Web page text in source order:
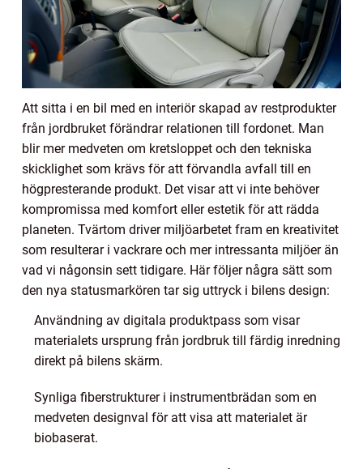
Att sitta i en bil med en interiör skapad av restprodukter
från jordbruket förändrar relationen till fordonet. Man
blir mer medveten om kretsloppet och den tekniska
skicklighet som krävs för att förvandla avfall till en
högpresterande produkt. Det visar att vi inte behöver
kompromissa med komfort eller estetik för att rädda
planeten. Tvärtom driver miljöarbetet fram en kreativitet
som resulterar i vackrare och mer intressanta miljöer än
vad vi någonsin sett tidigare. Här följer några sätt som
den nya statusmarkören tar sig uttryck i bilens design:
Användning av digitala produktpass som visar
materialets ursprung från jordbruk till färdig inredning
direkt på bilens skärm.
Synliga fiberstrukturer i instrumentbrädan som en
medveten designval för att visa att materialet är
biobaserat.